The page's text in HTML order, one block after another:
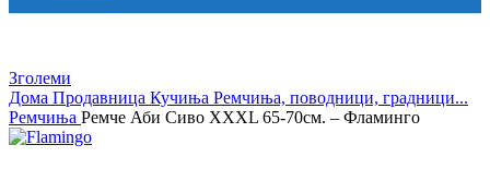
Зголеми
Дома Продавница Кучиња Ремчиња, поводници, градници...
Ремчиња Ремче Аби Сиво XXXL 65-70см. – Фламинго